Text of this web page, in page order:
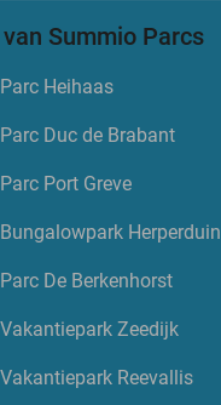
Summio Parcs
Heihaas
Duc de Brabant
Port Greve
Herperduin
De Berkenhorst
Zeedijk
Reevallis